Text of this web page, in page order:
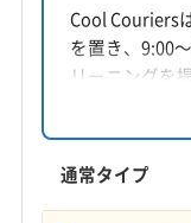
神奈川県横浜市
対応地域
御殿場市
三島市
静岡市駿河区
もっと見る
Cool Couriers
を置き、9:00
リーニングを
長を務め、関
消臭抗菌コー
も用意されて
ングし、快適
通常タイプ